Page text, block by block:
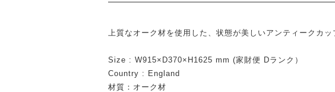
上質なオーク材を使用した、状態が美しいアンティークカッ
Size : W915×D370×H1625 mm (家財便 Dランク）
Country : England
材質：オーク材